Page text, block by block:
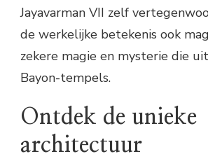
Jayavarman VII zelf
de werkelijke betekenis ook
zekere magie en mysterie die
Bayon-tempels.
Ontdek de unieke
architectuur